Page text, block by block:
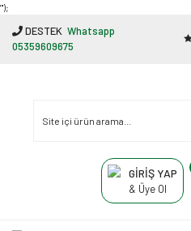
"');
DESTEK Whatsapp
05359609675
GİRİŞ YAP
& Üye Ol